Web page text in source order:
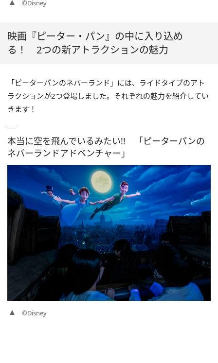
©Disney
映画『ピーター・パン』の中に入り込め
る！ 2つの新アトラクションの魅力
「ピーターパンのネバーランド」には、ライドタイプのアト
ラクションが2つ登場しました。それぞれの魅力を紹介してい
きます！
本当に空を飛んでいるみたい!! 「ピーターパンの
ネバーランドアドベンチャー」
©Disney